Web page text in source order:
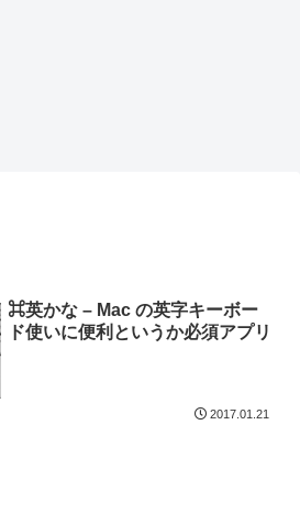
⌘英かな – Mac の英字キーボー
ド使いに便利というか必須アプリ
2017.01.21